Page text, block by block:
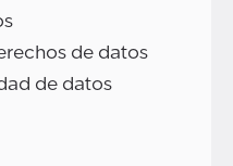
de datos
de datos